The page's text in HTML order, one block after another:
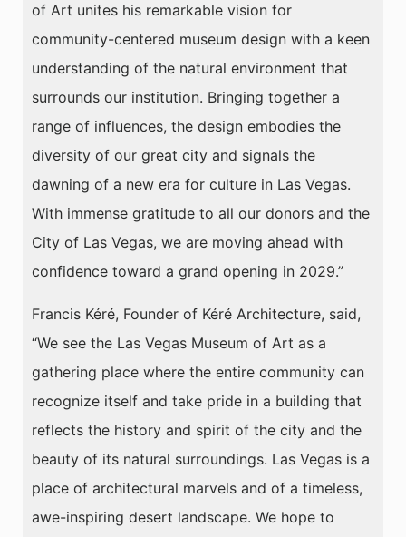
of Art unites his remarkable vision for
community-centered museum design with a keen
understanding of the natural environment that
surrounds our institution. Bringing together a
range of influences, the design embodies the
diversity of our great city and signals the
dawning of a new era for culture in Las Vegas.
With immense gratitude to all our donors and the
City of Las Vegas, we are moving ahead with
confidence toward a grand opening in 2029.”
Francis Kéré, Founder of Kéré Architecture, said,
“We see the Las Vegas Museum of Art as a
gathering place where the entire community can
recognize itself and take pride in a building that
reflects the history and spirit of the city and the
beauty of its natural surroundings. Las Vegas is a
place of architectural marvels and of a timeless,
awe-inspiring desert landscape. We hope to